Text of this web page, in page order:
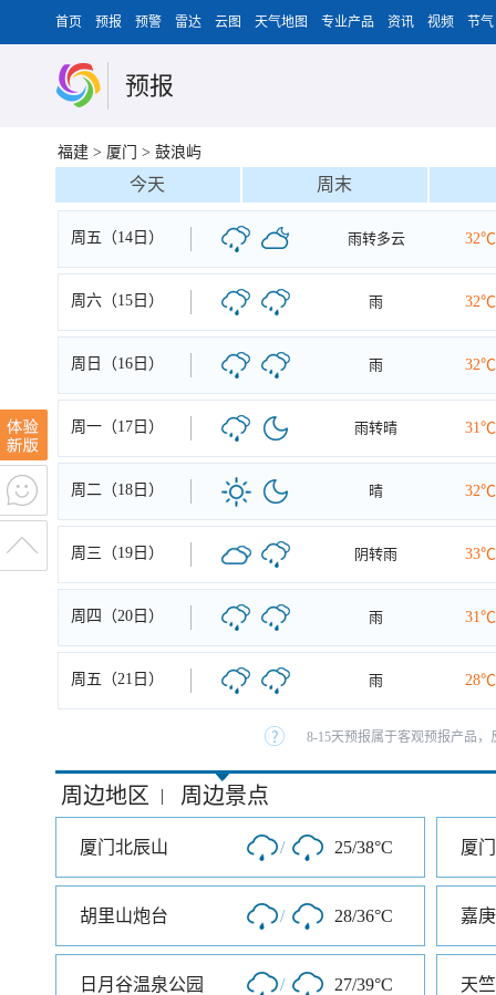
首页 预报 预警 雷达 云图 天气地图 专业产品 资讯 视频 节气
预报
福建 > 厦门 > 鼓浪屿
今天 周末
周五（14日） 雨转多云 32℃
周六（15日） 雨 32℃
周日（16日） 雨 32℃
周一（17日） 雨转晴 31℃
周二（18日） 晴 32℃
周三（19日） 阴转雨 33℃
周四（20日） 雨 31℃
周五（21日） 雨 28℃
8-15天预报属于客观预报产品
周边地区 | 周边景点
厦门北辰山 / 25/38°C 厦
胡里山炮台 / 28/36°C 嘉
日月谷温泉公园 / 27/39°C 天